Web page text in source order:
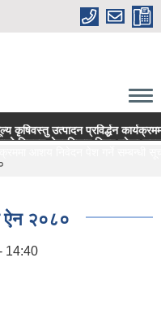
उत्पादन प्रविर्द्धन
क्षेत्रधिकार भित्र रहेका
ऐन २०८०
14:40